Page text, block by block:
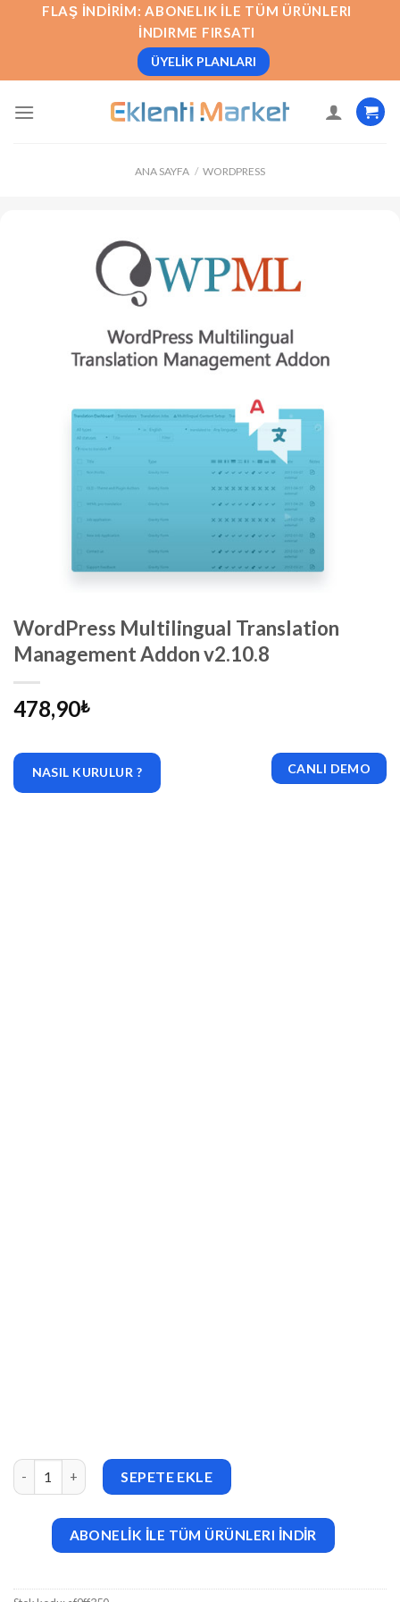
FLAŞ İNDIRIM: ABONELIK İLE TÜM ÜRÜNLERI
İNDIRME FIRSATI
ÜYELIK PLANLARI
ANA SAYFA / WORDPRESS
WordPress Multilingual Translation
Management Addon v2.10.8
478,90₺
NASIL KURULUR ? CANLI DEMO
WordPress Multilingual Translation Management Addon
SEPETE EKLE
ABONELİK İLE TÜM ÜRÜNLERI İNDİR